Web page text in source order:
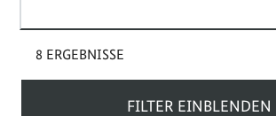
8 ERGEBNISSE
FILTER EINBLENDEN